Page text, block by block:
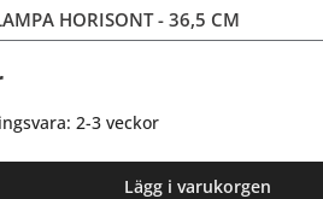
HORISONT - 36,5 CM
2-3 veckor
Lägg i varukorgen